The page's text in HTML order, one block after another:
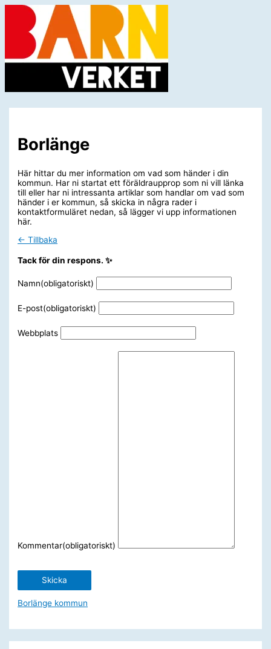
Hoppa
innehåll
Borlänge
Här hittar du mer information om vad som händer i din
kommun. Har ni startat ett föräldraupprop som ni vill länka
till eller har ni intressanta artiklar som handlar om vad som
händer i er kommun, så skicka in några rader i
kontaktformuläret nedan, så lägger vi upp informationen
här.
← Tillbaka
Tack för din respons. ✨
Namn(obligatoriskt)
E-post(obligatoriskt)
Webbplats
Kommentar(obligatoriskt)
Skicka
Borlänge kommun